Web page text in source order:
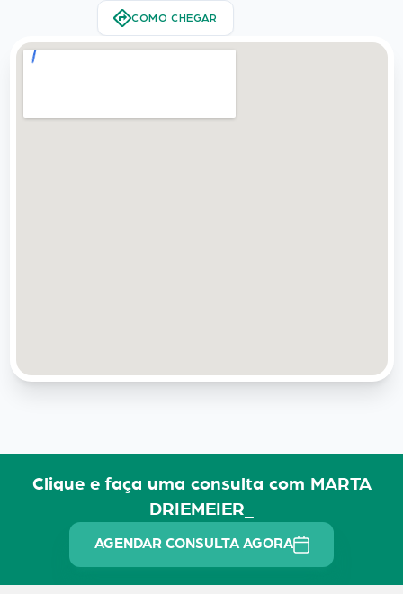
COMO CHEGAR
Clique e faça uma consulta com MARTA
DRIEMEIER_
AGENDAR CONSULTA AGORA